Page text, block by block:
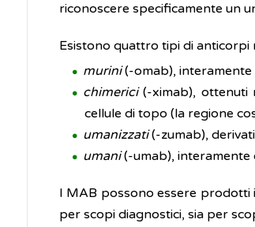
riconoscere specificamente un
Esistono quattro tipi di anticorpi
murini(-omab),
chimerici(-ximab), ottenuti
cellule di topo (la regione
umanizzati(-zumab),
umani(-umab), interamente
I MAB possono essere prodotti
per scopi diagnostici, sia per